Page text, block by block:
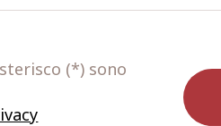
(*) sono